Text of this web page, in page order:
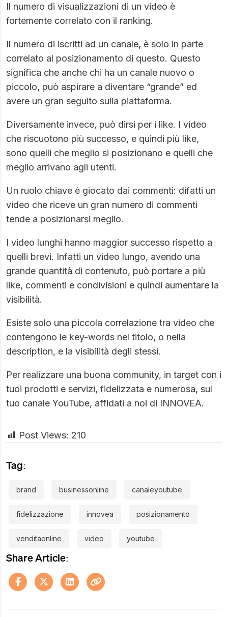
Il numero di visualizzazioni di un video è
fortemente correlato con il ranking.
Il numero di iscritti ad un canale, è solo in parte
correlato al posizionamento di questo. Questo
significa che anche chi ha un canale nuovo o
piccolo, può aspirare a diventare “grande” ed
avere un gran seguito sulla piattaforma.
Diversamente invece, può dirsi per i like. I video
che riscuotono più successo, e quindi più like,
sono quelli che meglio si posizionano e quelli che
meglio arrivano agli utenti.
Un ruolo chiave è giocato dai commenti: difatti un
video che riceve un gran numero di commenti
tende a posizionarsi meglio.
I video lunghi hanno maggior successo rispetto a
quelli brevi. Infatti un video lungo, avendo una
grande quantità di contenuto, può portare a più
like, commenti e condivisioni e quindi aumentare la
visibilità.
Esiste solo una piccola correlazione tra video che
contengono le key-words nel titolo, o nella
description, e la visibilità degli stessi.
Per realizzare una buona community, in target con i
tuoi prodotti e servizi, fidelizzata e numerosa, sul
tuo canale YouTube, affidati a noi di INNOVEA.
Post Views: 210
Tag:
brand businessonline canaleyoutube
fidelizzazione innovea posizionamento
venditaonline video youtube
Share Article: